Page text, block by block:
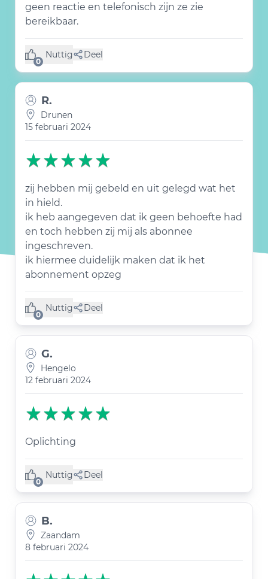
geen reactie en telefonisch zijn ze zie
bereikbaar.
0
Nuttig
(0 like) Deel
R.
Drunen
15 februari 2024
zij hebben mij gebeld en uit gelegd wat het
in hield.
ik heb aangegeven dat ik geen behoefte had
en toch hebben zij mij als abonnee
ingeschreven.
ik hiermee duidelijk maken dat ik het
abonnement opzeg
0
Nuttig
(0 like) Deel
G.
Hengelo
12 februari 2024
Oplichting
0
Nuttig
(0 like) Deel
B.
Zaandam
8 februari 2024